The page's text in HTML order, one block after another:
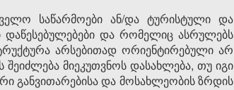
საწარმოები ან/და ტურისტული და
და რომელიც ასრულებს
არსებითად ორიენტირებული არ
მიეკუთვნოს დასახლება, თუ იგი
განვითარებისა და მოსახლეობის ზრდის